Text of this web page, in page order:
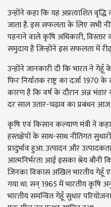
उन्होंने कहा कि यह अप्रत्याशित
जाता है. इस सफलता के लिए सभी
पहनाने वाले कृषि अधिकारी, विस्तार
समुदाय है जिन्होने इस सफलता में
उन्होंने जानकारी दी कि भारत ने गेहूँ
फिर निर्यातक राष्ट्र का दर्जा 1970 के
कारण है कि वर्ष के दौरान अन्न
दर साल उतार-चढ़ाव का प्रबंधन
कृषि एवं किसान कल्‍याण मंत्री ने
हस्तक्षेपों के साथ-साथ नीतिगत
प्रादुर्भाव हुआ. उत्पादन और
आत्मनिर्भरता आई इसका श्रेय बौनी
जिनका विकास अखिल भारतीय गेहूँ
गया था. सन् 1965 में भारतीय कृषि
भारतीय समन्वित गेहूँ सुधार